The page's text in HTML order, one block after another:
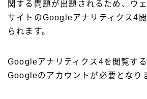
関する問題が出題されるため、ウ
サイトのGoogleアナリティクス4
られます。
Googleアナリティクス4を閲覧する
Googleのアカウントが必要となり